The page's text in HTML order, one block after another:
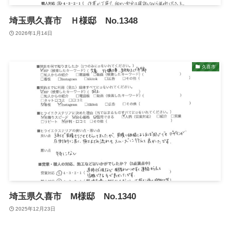
埼玉県久喜市 Ｈ様邸 No.1348
2026年1月14日
久喜市
埼玉県久喜市 M様邸 No.1340
2025年12月23日